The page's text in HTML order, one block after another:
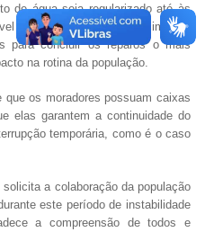
de água seja regularizado até às
pelo sistema de abastecimento,
para concluir os reparos o mais
na rotina da população.
os moradores possuam caixas
elas garantem a continuidade do
temporária, como é o caso
a colaboração da população
este período de instabilidade
a compreensão de todos e